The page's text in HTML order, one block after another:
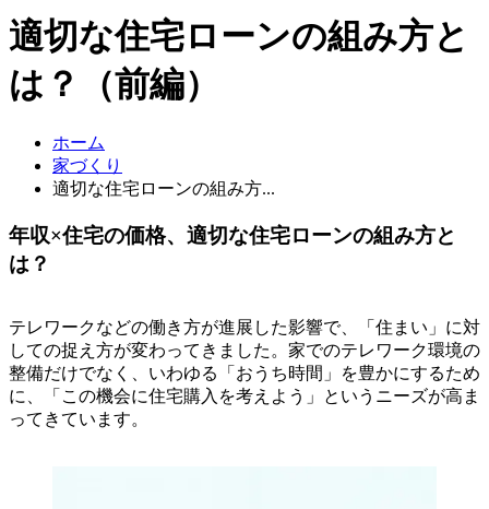
適切な住宅ローンの組み方と
は？（前編）
ホーム
家づくり
適切な住宅ローンの組み方...
年収×住宅の価格、適切な住宅ローンの組み方と
は？
テレワークなどの働き方が進展した影響で、「住まい」に対
しての捉え方が変わってきました。家でのテレワーク環境の
整備だけでなく、いわゆる「おうち時間」を豊かにするため
に、「この機会に住宅購入を考えよう」というニーズが高ま
ってきています。